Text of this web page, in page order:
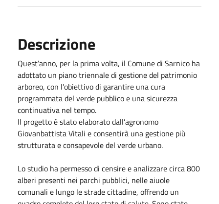
Descrizione
Quest’anno, per la prima volta, il Comune di Sarnico ha
adottato un piano triennale di gestione del patrimonio
arboreo, con l’obiettivo di garantire una cura
programmata del verde pubblico e una sicurezza
continuativa nel tempo.
Il progetto è stato elaborato dall’agronomo
Giovanbattista Vitali e consentirà una gestione più
strutturata e consapevole del verde urbano.
Lo studio ha permesso di censire e analizzare circa 800
alberi presenti nei parchi pubblici, nelle aiuole
comunali e lungo le strade cittadine, offrendo un